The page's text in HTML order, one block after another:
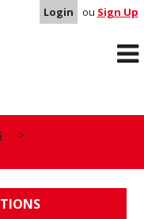
Login ou Sign Up